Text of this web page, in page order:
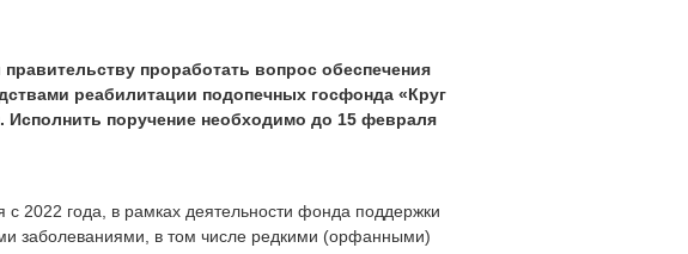
проработать вопрос обеспечения
реабилитации подопечных госфонда «Круг
поручение необходимо до 15 февраля
2022 года, в рамках деятельности фонда поддержки
заболеваниями, в том числе редкими (орфанными)